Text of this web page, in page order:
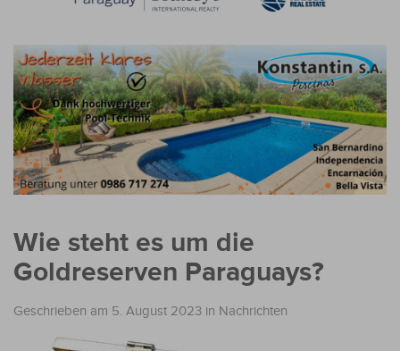
Wie steht es um die
Goldreserven Paraguays?
Geschrieben am 5. August 2023 in Nachrichten